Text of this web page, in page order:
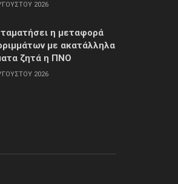
2026
η μεταφορά
με ακατάλληλα
ζητά η ΠΝΟ
2026